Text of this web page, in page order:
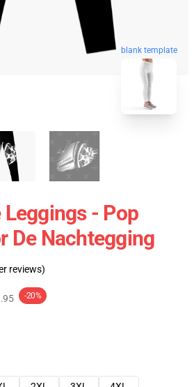
blank template
Leggings - Pop
De Nachtegging
reviews)
-20%